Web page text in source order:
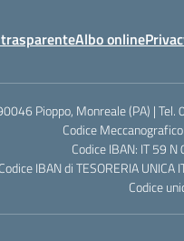
Albo online
Pioppo, Monreale (PA) |
Codice
Codice IBAN: IT 59
Codice IBAN di TESORERIA
Codice